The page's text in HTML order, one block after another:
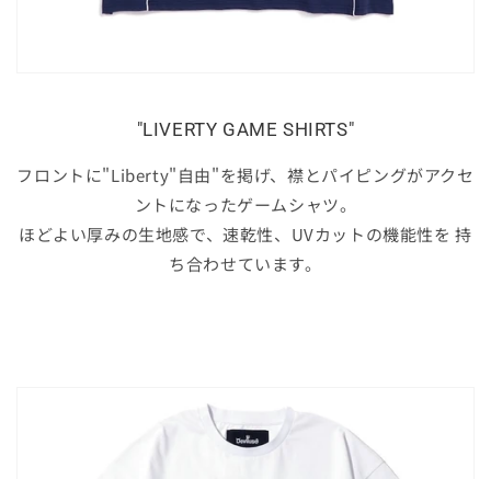
"LIVERTY GAME SHIRTS"
フロントに"Liberty"自由"を掲げ、襟とパイピングがアクセ
ントになったゲームシャツ。
ほどよい厚みの生地感で、速乾性、UVカットの機能性を 持
ち合わせています。